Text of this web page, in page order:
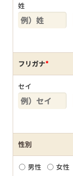
姓
フリガナ*
セイ
性別
男性 女性